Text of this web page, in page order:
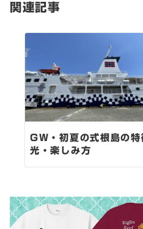
ョ
関連記事
GW・初夏の式根島の特
光・楽しみ方